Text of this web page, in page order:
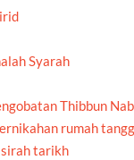
Syarah
Thibbun
rumah
tarikh